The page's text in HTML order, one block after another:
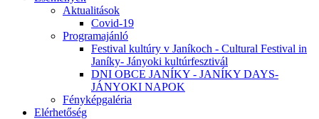
Aktualitások
Covid-19
Programajánló
Festival kultúry v Janíkoch - Cultural Festival in
Janíky- Jányoki kultúrfesztivál
DNI OBCE JANÍKY - JANÍKY DAYS-
JÁNYOKI NAPOK
Fényképgaléria
Elérhetőség